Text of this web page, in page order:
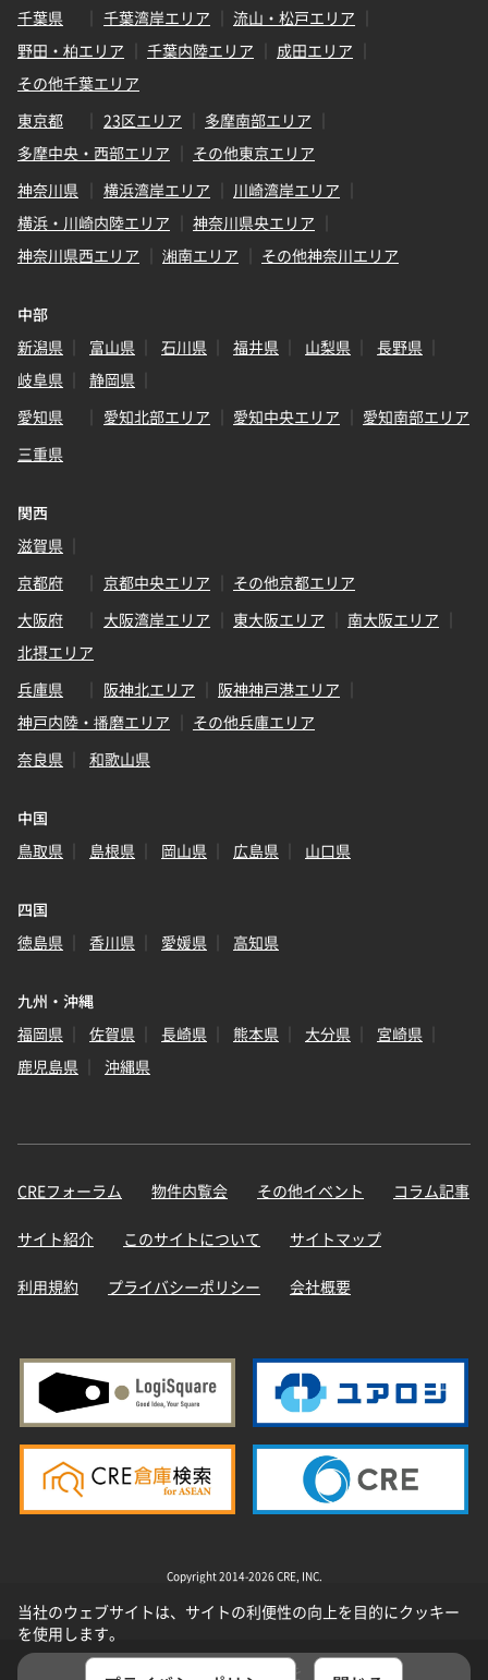
選択した物件を
千葉県
千葉湾岸エリア
流山・松戸エリア
野田・柏エリア
千葉内陸エリア
成田エリア
その他千葉エリア
東京都
23区エリア
多摩南部エリア
多摩中央・西部エリア
その他東京エリア
神奈川県
横浜湾岸エリア
川崎湾岸エリア
横浜・川崎内陸エリア
神奈川県央エリア
神奈川県西エリア
湘南エリア その他神奈川エリア
中部
新潟県
富山県 石川県 福井県 山梨県
長野県
岐阜県
静岡県
愛知県
愛知北部エリア 愛知中央エリア
愛知南部エリア
三重県
関西
滋賀県
京都府
京都中央エリア
その他京都エリア
大阪府
大阪湾岸エリア 東大阪エリア
南大阪エリア
北摂エリア
兵庫県
阪神北エリア
阪神神戸港エリア
神戸内陸・播磨エリア
その他兵庫エリア
奈良県
和歌山県
中国
鳥取県
島根県 岡山県 広島県 山口県
四国
徳島県
香川県 愛媛県 高知県
九州・沖縄
福岡県
佐賀県 長崎県 熊本県 大分県
宮崎県
鹿児島県
沖縄県
CREフォーラム 物件内覧会 その他イベント コラム記事
サイト紹介 このサイトについて サイトマップ
利用規約 プライバシーポリシー 会社概要
Copyright 2014-2026 CRE, INC.
当社のウェブサイトは、サイトの利便性の向上を目的にクッキー
を使用します。